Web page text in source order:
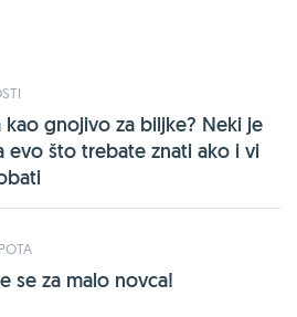
kao gnojivo za biljke? Neki je
evo što trebate znati ako i vi
se za malo novca!